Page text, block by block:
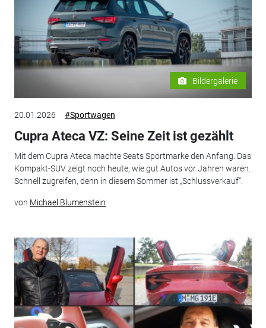
Bildergalerie
20.01.2026 #Sportwagen
Cupra Ateca VZ: Seine Zeit ist gezählt
Mit dem Cupra Ateca machte Seats Sportmarke den Anfang. Das
Kompakt-SUV zeigt noch heute, wie gut Autos vor Jahren waren.
Schnell zugreifen, denn in diesem Sommer ist „Schlussverkauf“.
von Michael Blumenstein